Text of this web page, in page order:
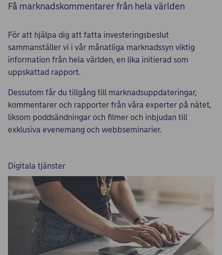
Få marknadskommentarer från hela världen
För att hjälpa dig att fatta investeringsbeslut
sammanställer vi i vår månatliga marknadssyn viktig
information från hela världen, en lika initierad som
uppskattad rapport.
Dessutom får du tillgång till marknadsuppdateringar,
kommentarer och rapporter från våra experter på nätet,
liksom poddsändningar och filmer och inbjudan till
exklusiva evenemang och webbseminarier.
Digitala tjänster